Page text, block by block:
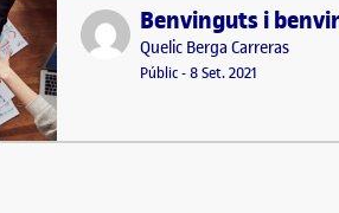
Publicat perBenvinguts i
Publicat per
Quelic Berga Carreras
Visibilitat:
Públic-Data de publicació
8 Set. 2021
Hola! Aquesta publicació